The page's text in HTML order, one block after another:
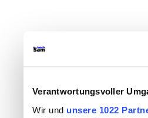
Verantwortungsvoller
Wir und unsere 1022